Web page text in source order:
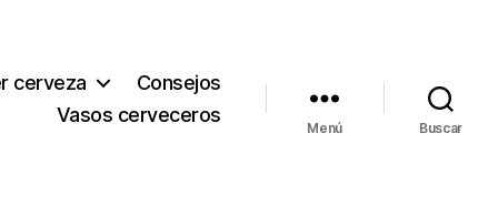
cerveza
Consejos
Vasos cerveceros
Menú Buscar